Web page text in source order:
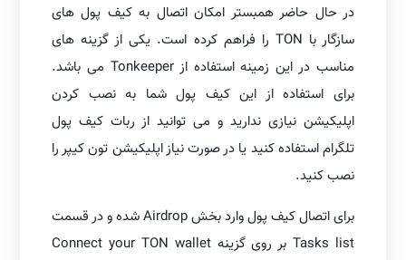
در حال حاضر همبستر امکان اتصال به کیف پول های
سازگار با TON را فراهم کرده است. یکی از گزینه های
مناسب در این زمینه استفاده از Tonkeeper می باشد.
برای استفاده از این کیف پول شما به نصب کردن
اپلیکیشن نیازی ندارید و می توانید از ربات کیف پول
تلگرام استفاده کنید یا در صورت نیاز اپلیکیشن تون کیپر را
نصب کنید.
برای اتصال کیف پول وارد بخش Airdrop شده و در قسمت
Tasks list بر روی گزینه Connect your TON wallet